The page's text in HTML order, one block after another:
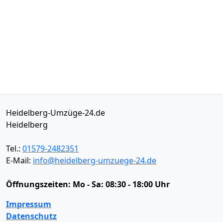
Heidelberg-Umzüge-24.de
Heidelberg
Tel.: 01579-2482351
E-Mail: info@heidelberg-umzuege-24.de
Öffnungszeiten: Mo - Sa: 08:30 - 18:00 Uhr
Impressum
Datenschutz